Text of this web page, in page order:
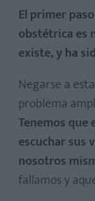
El primer
obstétrica es
existe, y ha
Negarse a
problema
Tenemos que
escuchar sus
nosotros
fallamos y